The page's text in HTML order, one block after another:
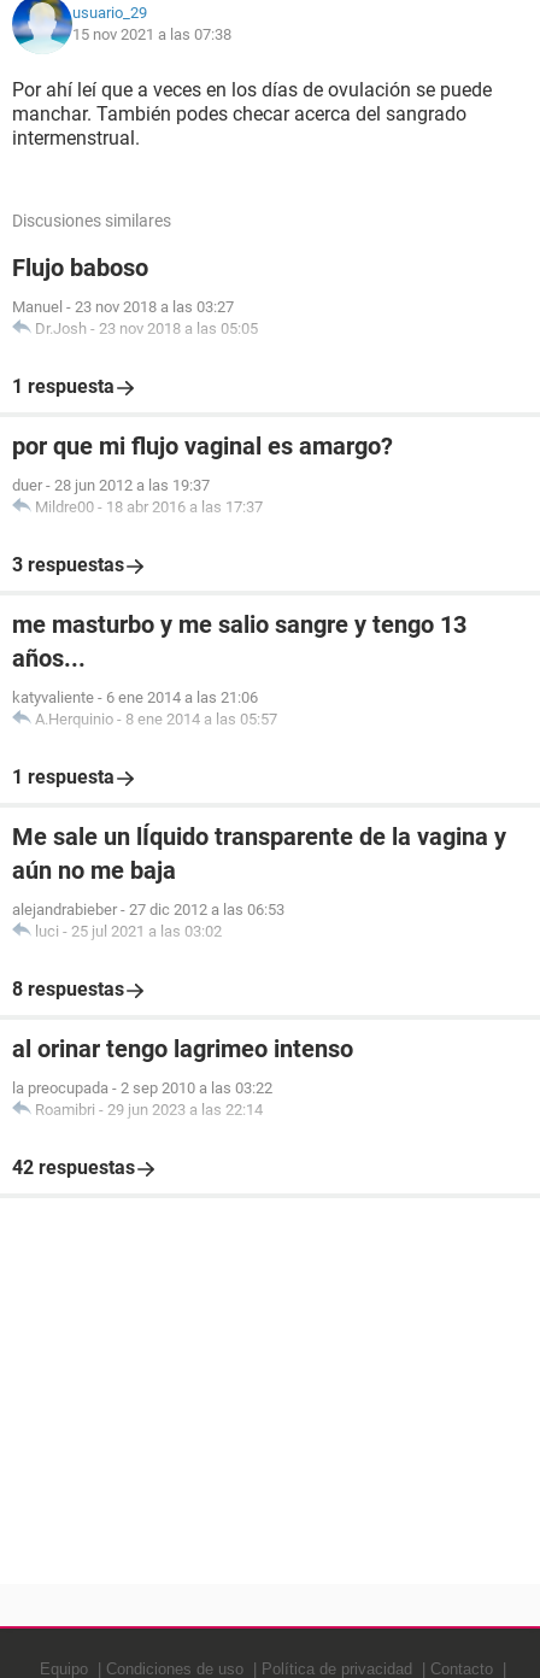
usuario_29
15 nov 2021 a las 07:38
Por ahí leí que a veces en los días de ovulación se puede
manchar. También podes checar acerca del sangrado
intermenstrual.
Discusiones similares
Flujo baboso
Manuel - 23 nov 2018 a las 03:27
Dr.Josh - 23 nov 2018 a las 05:05
1 respuesta
por que mi flujo vaginal es amargo?
duer - 28 jun 2012 a las 19:37
Mildre00 - 18 abr 2016 a las 17:37
3 respuestas
me masturbo y me salio sangre y tengo 13
años...
katyvaliente - 6 ene 2014 a las 21:06
A.Herquinio - 8 ene 2014 a las 05:57
1 respuesta
Me sale un lÍquido transparente de la vagina y
aún no me baja
alejandrabieber - 27 dic 2012 a las 06:53
luci - 25 jul 2021 a las 03:02
8 respuestas
al orinar tengo lagrimeo intenso
la preocupada - 2 sep 2010 a las 03:22
Roamibri - 29 jun 2023 a las 22:14
42 respuestas
Equipo Condiciones de uso Política de privacidad Contacto